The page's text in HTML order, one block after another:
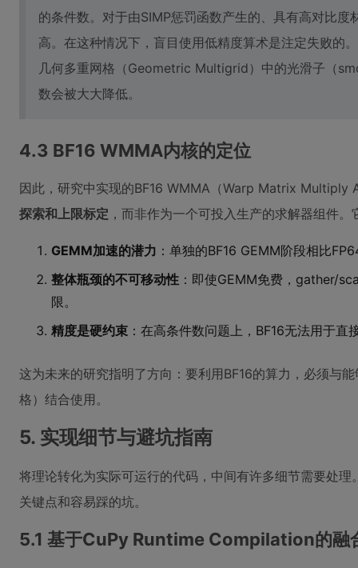
的条件数。对于由SIMP惩罚函数产生的、具有高对比
高。在这种情况下，盲目使用低精度算术是注定失败的
几何多重网格（Geometric Multigrid）中的光滑子（
数会被大大降低。
4.3 BF16 WMMA内核的定位
因此，研究中实现的BF16 WMMA（Warp Matrix Multiply
探索和上限标定 ，而非作为一个可投入生产的求解器组件
GEMM加速的潜力 ：单独的BF16 GEMM阶段相比
整体瓶颈的不可移动性 ：即使GEMM免费，gather/
限。
精度是硬约束 ：在高条件数问题上，BF16无法用于直
这为未来的研究指明了方向：要利用BF16的算力，必须与
格）结合使用。
5. 实现细节与避坑指南
将理论转化为实际可运行的代码，中间有许多细节需要处
关键点和容易踩的坑。
5.1 基于CuPy Runtime Compilation的融